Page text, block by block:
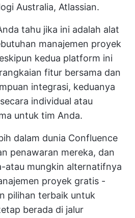
Australia, Atlassian.
tahu jika ini adalah alat
manajemen proyek
kedua platform ini
fitur bersama dan
integrasi, keduanya
individual atau
untuk tim Anda.
dalam dunia Confluence
penawaran mereka, dan
atau mungkin alternatifnya
proyek gratis -
pilihan terbaik untuk
berada di jalur